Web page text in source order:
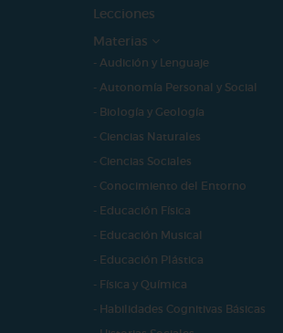
Lecciones
Materias
- Audición y Lenguaje
- Autonomía Personal y Social
- Biología y Geología
- Ciencias Naturales
- Ciencias Sociales
- Conocimiento del Entorno
- Educación Física
- Educación Musical
- Educación Plástica
- Física y Química
- Habilidades Cognitivas Básicas